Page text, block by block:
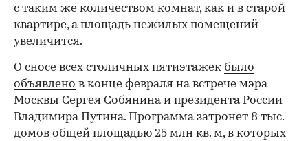
с таким же количеством комнат, как и в старой
квартире, а площадь нежилых помещений
увеличится.
О сносе всех столичных пятиэтажек было
объявлено в конце февраля на встрече мэра
Москвы Сергея Собянина и президента России
Владимира Путина. Программа затронет 8 тыс.
домов общей площадью 25 млн кв. м, в которых